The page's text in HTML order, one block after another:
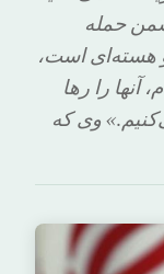
حمله
هسته‌ای است،
آنها را رها
وی که